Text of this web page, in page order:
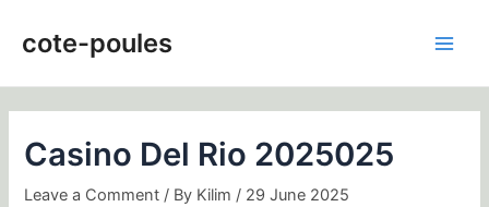
cote-poules
Casino Del Rio 2025025
Leave a Comment / By Kilim / 29 June 2025
navigation